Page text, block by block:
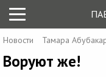
Новости Тамара
Воруют же!